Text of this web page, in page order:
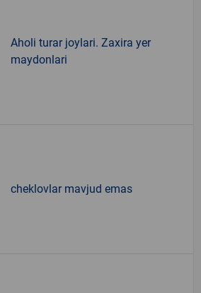
Aholi turar joylari. Zaxira yer
maydonlari
cheklovlar mavjud emas